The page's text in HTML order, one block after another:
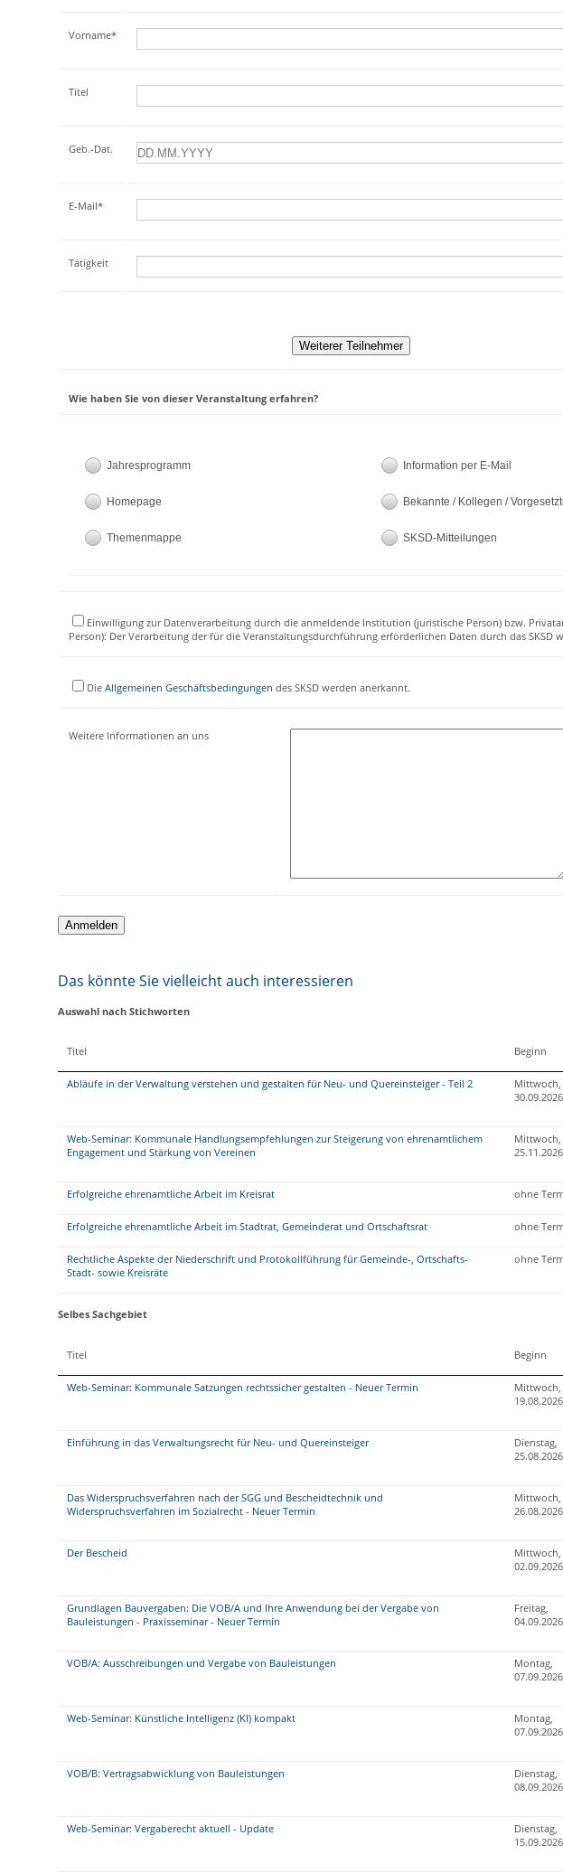
Vorname*
Titel
Geb.-Dat.
E-Mail*
Tätigkeit
Wie haben Sie von dieser Veranstaltung erfahren?
Jahresprogramm Information per E-Mail
Homepage Bekannte / Kollegen /
Themenmappe SKSD-Mitteilungen
Einwilligung zur Datenverarbeitung durch die anmeldende Institution (juristische Person) bzw.
Person): Der Verarbeitung der für die Veranstaltungsdurchführung erforderlichen Daten durch das SKSD
DieAllgemeinen Geschäftsbedingungen des SKSD werden anerkannt.
Weitere Informationen an uns
Das könnte Sie vielleicht auch interessieren
Auswahl nach Stichworten
Titel Beginn
Abläufe in der Verwaltung verstehen und gestalten für Neu- und Quereinsteiger - Teil 2
Mittwoch,
30.09.2026
Web-Seminar: Kommunale Handlungsempfehlungen zur Steigerung von ehrenamtlichem
Engagement und Stärkung von Vereinen
Mittwoch,
25.11.2026
Erfolgreiche ehrenamtliche Arbeit im Kreisrat ohne
Erfolgreiche ehrenamtliche Arbeit im Stadtrat, Gemeinderat und Ortschaftsrat ohne
Rechtliche Aspekte der Niederschrift und Protokollführung für Gemeinde-, Ortschafts-
Stadt- sowie Kreisräte
ohne
Selbes Sachgebiet
Titel Beginn
Web-Seminar: Kommunale Satzungen rechtssicher gestalten - Neuer Termin
Mittwoch,
19.08.2026
Einführung in das Verwaltungsrecht für Neu- und Quereinsteiger
Dienstag,
25.08.2026
Das Widerspruchsverfahren nach der SGG und Bescheidtechnik und
Widerspruchsverfahren im Sozialrecht - Neuer Termin
Mittwoch,
26.08.2026
Der Bescheid
Mittwoch,
02.09.2026
Grundlagen Bauvergaben: Die VOB/A und Ihre Anwendung bei der Vergabe von
Bauleistungen - Praxisseminar - Neuer Termin
Freitag,
04.09.2026
VOB/A: Ausschreibungen und Vergabe von Bauleistungen
Montag,
07.09.2026
Web-Seminar: Künstliche Intelligenz (KI) kompakt
Montag,
07.09.2026
VOB/B: Vertragsabwicklung von Bauleistungen
Dienstag,
08.09.2026
Web-Seminar: Vergaberecht aktuell - Update
Dienstag,
15.09.2026